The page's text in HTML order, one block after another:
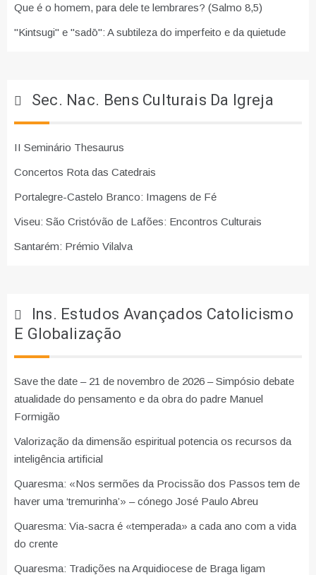
Que é o homem, para dele te lembrares? (Salmo 8,5)
"Kintsugi" e "sadō": A subtileza do imperfeito e da quietude
Sec. Nac. Bens Culturais Da Igreja
II Seminário Thesaurus
Concertos Rota das Catedrais
Portalegre-Castelo Branco: Imagens de Fé
Viseu: São Cristóvão de Lafões: Encontros Culturais
Santarém: Prémio Vilalva
Ins. Estudos Avançados Catolicismo
E Globalização
Save the date – 21 de novembro de 2026 – Simpósio debate
atualidade do pensamento e da obra do padre Manuel
Formigão
Valorização da dimensão espiritual potencia os recursos da
inteligência artificial
Quaresma: «Nos sermões da Procissão dos Passos tem de
haver uma ‘tremurinha’» – cónego José Paulo Abreu
Quaresma: Via-sacra é «temperada» a cada ano com a vida
do crente
Quaresma: Tradições na Arquidiocese de Braga ligam